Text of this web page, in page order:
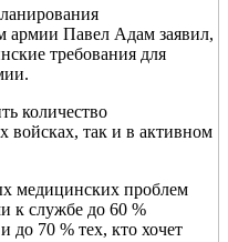
армии Павел Адам заявил,
требования для
количество
войсках, так и в активном
медицинских проблем
к службе до 60 %
70 % тех, кто хочет